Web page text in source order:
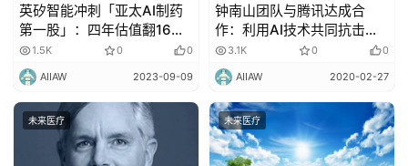
英矽智能冲刺「亚太AI制药
第一股」：四年估值翻16
倍，AI制药能否看到「钱
景」？
1.5K 0 0
AIIAW 2023-09-09
钟南山团队与腾讯达成合
作：利用AI技术共同抗击新
冠肺炎疫情！
3.1K 0 0
AIIAW 2020-02-27
未来医疗 未来医疗